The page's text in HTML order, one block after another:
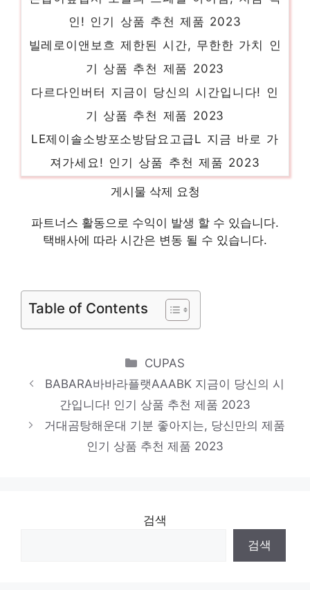
인! 인기 상품 추천 제품 2023
빌레로이앤보흐 제한된 시간, 무한한 가치 인
기 상품 추천 제품 2023
다르다인버터 지금이 당신의 시간입니다! 인
기 상품 추천 제품 2023
LE제이솔소방포소방담요고급L 지금 바로 가
져가세요! 인기 상품 추천 제품 2023
꼼데가르송 당신만을 위한 특별한 세트 인기
상품 추천 제품 2023
파스퇴르분유 당신을 위한 세상에 하나뿐인
상품 인기 상품 추천 제품 2023
인기 상품 추천 제품 2023
게시물 삭제 요청
파트너스 활동으로 수익이 발생 할 수 있습니다.
택배사에 따라 시간은 변동 될 수 있습니다.
Table of Contents
Categories
CUPAS
BABARA바바라플랫AAABK 지금이 당신의 시
간입니다! 인기 상품 추천 제품 2023
거대곰탕해운대 기분 좋아지는, 당신만의 제품
인기 상품 추천 제품 2023
검색
검색